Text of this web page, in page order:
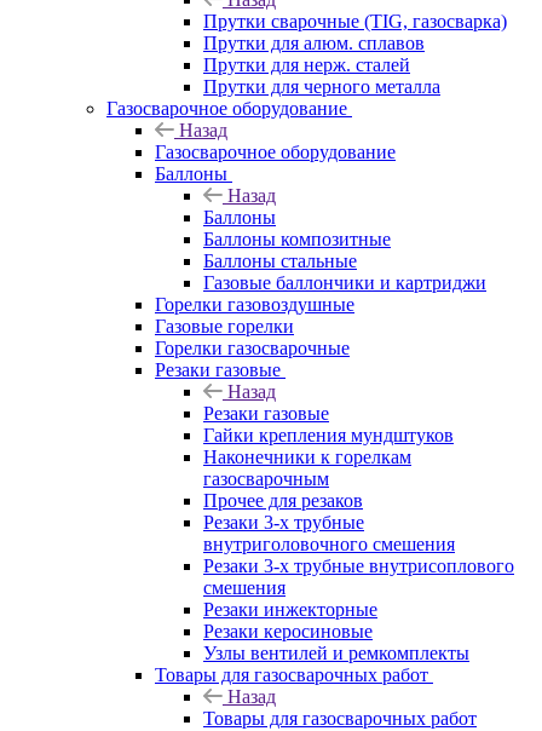
Прутки сварочные (TIG, газосварка)
Прутки для алюм. сплавов
Прутки для нерж. сталей
Прутки для черного металла
Газосварочное оборудование
Назад
Газосварочное оборудование
Баллоны
Назад
Баллоны
Баллоны композитные
Баллоны стальные
Газовые баллончики и картриджи
Горелки газовоздушные
Газовые горелки
Горелки газосварочные
Резаки газовые
Назад
Резаки газовые
Гайки крепления мундштуков
Наконечники к горелкам
газосварочным
Прочее для резаков
Резаки 3-х трубные
внутриголовочного смешения
Резаки 3-х трубные внутрисоплового
смешения
Резаки инжекторные
Резаки керосиновые
Узлы вентилей и ремкомплекты
Товары для газосварочных работ
Назад
Товары для газосварочных работ